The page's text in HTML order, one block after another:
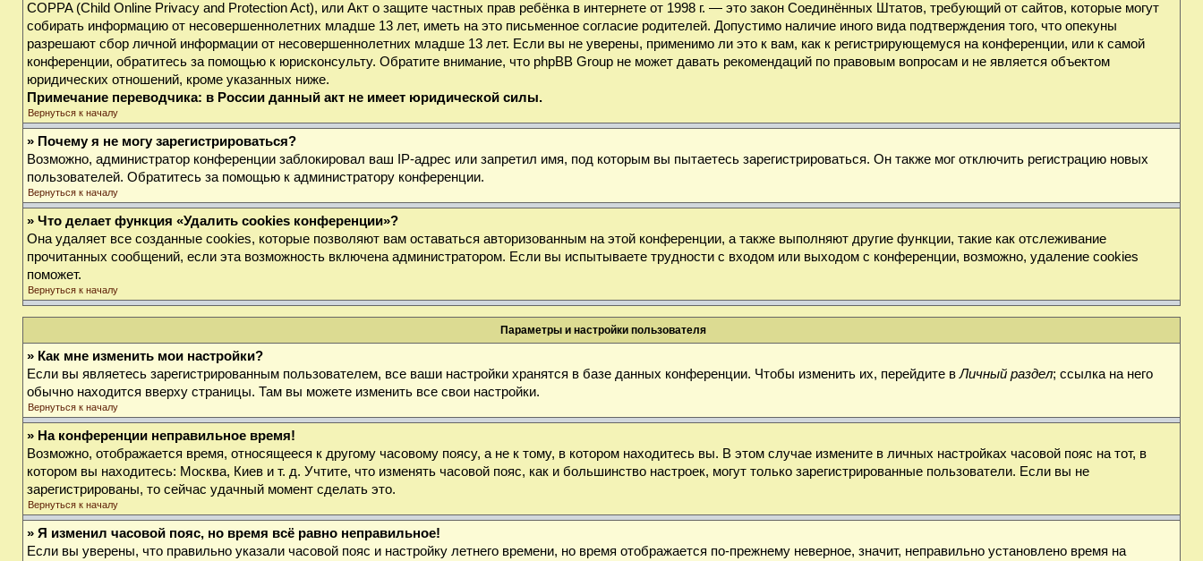
COPPA (Child Online Privacy and Protection Act), или Акт о защите частных прав ребёнка в интернете от 1998 г. — это закон Соединённых Штатов, требующий от сайтов, которые могут
собирать информацию от несовершеннолетних младше 13 лет, иметь на это письменное согласие родителей. Допустимо наличие иного вида подтверждения того, что опекуны
разрешают сбор личной информации от несовершеннолетних младше 13 лет. Если вы не уверены, применимо ли это к вам, как к регистрирующемуся на конференции, или к самой
конференции, обратитесь за помощью к юрисконсульту. Обратите внимание, что phpBB Group не может давать рекомендаций по правовым вопросам и не является объектом
юридических отношений, кроме указанных ниже.
Примечание переводчика: в России данный акт не имеет юридической силы.
Вернуться к началу
» Почему я не могу зарегистрироваться?
Возможно, администратор конференции заблокировал ваш IP-адрес или запретил имя, под которым вы пытаетесь зарегистрироваться. Он также мог отключить регистрацию новых
пользователей. Обратитесь за помощью к администратору конференции.
Вернуться к началу
» Что делает функция «Удалить cookies конференции»?
Она удаляет все созданные cookies, которые позволяют вам оставаться авторизованным на этой конференции, а также выполняют другие функции, такие как отслеживание
прочитанных сообщений, если эта возможность включена администратором. Если вы испытываете трудности с входом или выходом с конференции, возможно, удаление cookies
поможет.
Вернуться к началу
Параметры и настройки пользователя
» Как мне изменить мои настройки?
Если вы являетесь зарегистрированным пользователем, все ваши настройки хранятся в базе данных конференции. Чтобы изменить их, перейдите вЛичный раздел; ссылка на него
обычно находится вверху страницы. Там вы можете изменить все свои настройки.
Вернуться к началу
» На конференции неправильное время!
Возможно, отображается время, относящееся к другому часовому поясу, а не к тому, в котором находитесь вы. В этом случае измените в личных настройках часовой пояс на тот, в
котором вы находитесь: Москва, Киев и т. д. Учтите, что изменять часовой пояс, как и большинство настроек, могут только зарегистрированные пользователи. Если вы не
зарегистрированы, то сейчас удачный момент сделать это.
Вернуться к началу
» Я изменил часовой пояс, но время всё равно неправильное!
Если вы уверены, что правильно указали часовой пояс и настройку летнего времени, но время отображается по-прежнему неверное, значит, неправильно установлено время на